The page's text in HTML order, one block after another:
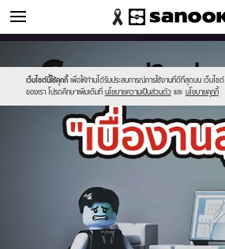
ดูดวง
เว็บไซต์นี้ใช้คุกกี้ เพื่อให้ท่านได้รับประสบการณ์การใช้งานที่ดีที่สุดบน เว็บไซต์
ของเรา โปรดศึกษาเพิ่มเติมที่ นโยบายความเป็นส่วนตัว และ นโยบายคุกกี้
new-
sanook.png